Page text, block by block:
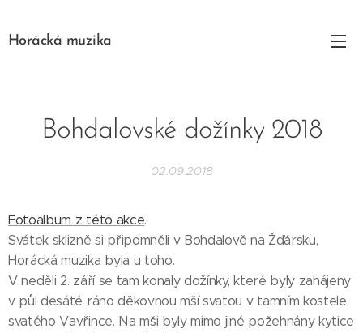
Horácká muzika
Bohdalovské dožínky 2018
02.09.2018
Fotoalbum z této akce.
Svátek sklizně si připomněli v Bohdalově na Žďársku,
Horácká muzika byla u toho.
V neděli 2. září se tam konaly dožínky, které byly zahájeny
v půl desáté ráno děkovnou mší svatou v tamním kostele
svatého Vavřince. Na mši byly mimo jiné požehnány kytice